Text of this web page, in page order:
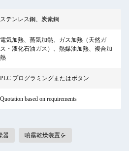
ステンレス鋼、炭素鋼
電気加熱、蒸気加熱、ガス加熱（天然ガ
ス・液化石油ガス）、熱媒油加熱、複合加
熱
PLC プログラミングまたはボタン
Quotation based on requirements
器 噴霧乾燥装置を